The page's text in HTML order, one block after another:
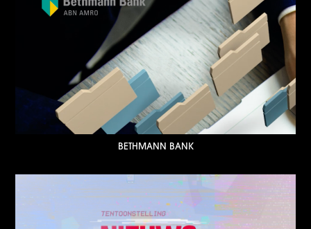
BETHMANN BANK